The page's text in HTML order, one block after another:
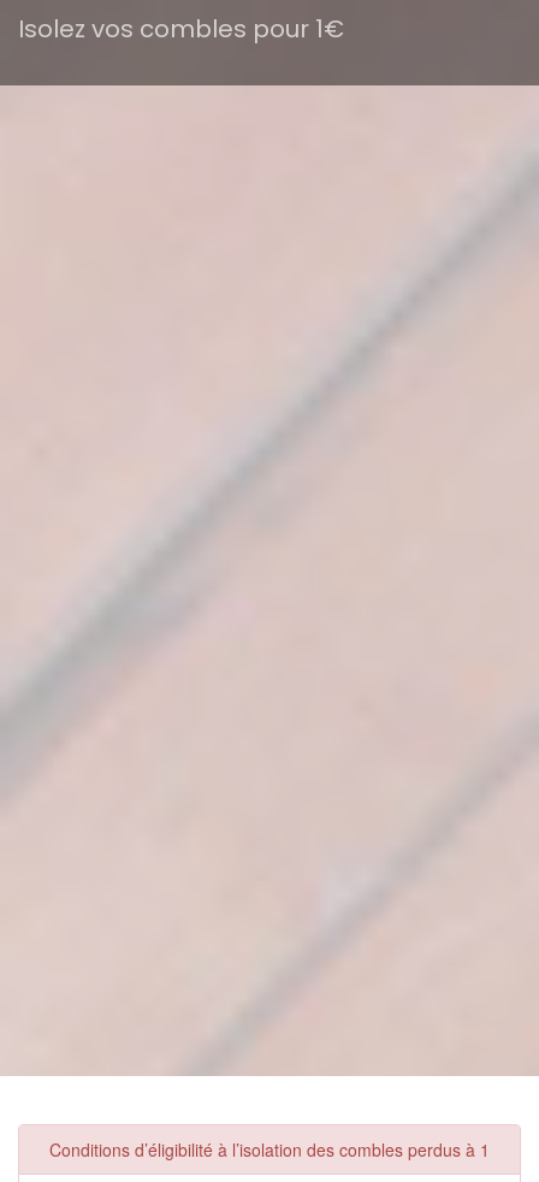
Isolez vos combles pour 1€
Conditions d’éligibilité à l’isolation des combles perdus à 1